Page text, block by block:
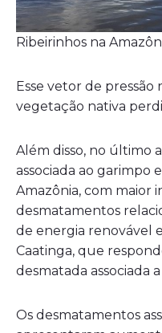
Ribeirinhos na
Esse vetor de pressão
vegetação nativa
Além disso, no último
associada ao garimpo
Amazônia, com maior
desmatamentos
de energia renovável
Caatinga, que
desmatada associada
Os desmatamentos